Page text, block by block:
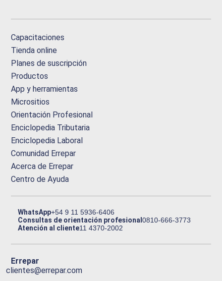
Capacitaciones
Tienda online
Planes de suscripción
Productos
App y herramientas
Micrositios
Orientación Profesional
Enciclopedia Tributaria
Enciclopedia Laboral
Comunidad Errepar
Acerca de Errepar
Centro de Ayuda
WhatsApp+54 9 11 5936-6406
Consultas de orientación profesional0810-666-3773
Atención al cliente11 4370-2002
Errepar
clientes@errepar.com